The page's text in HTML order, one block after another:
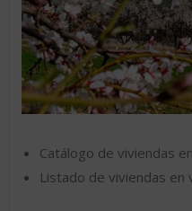
Catálogo de viviendas
Listado de viviendas en